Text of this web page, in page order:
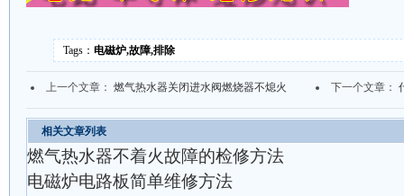
Tags： 电磁炉,故障,排除
上一个文章： 燃气热水器关闭进水阀燃烧器不熄火 下一个文章：
相关文章列表
燃气热水器不着火故障的检修方法
电磁炉电路板简单维修方法